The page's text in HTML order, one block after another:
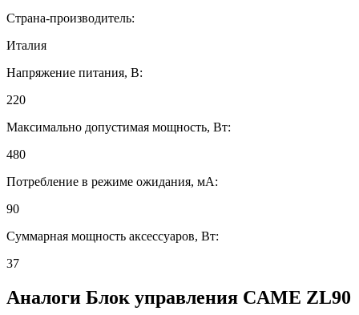
Страна-производитель:
Италия
Напряжение питания, В:
220
Максимально допустимая мощность, Вт:
480
Потребление в режиме ожидания, мA:
90
Суммарная мощность аксессуаров, Вт:
37
Аналоги Блок управления CAME ZL90